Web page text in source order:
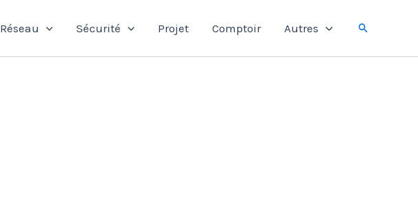
Réseau Sécurité Projet Comptoir Autres Rechercher